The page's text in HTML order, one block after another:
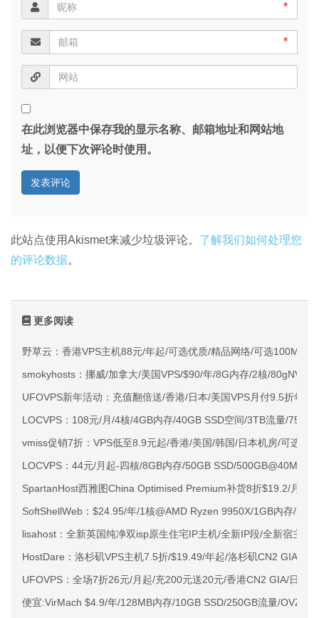
*
*
在此浏览器中保存我的显示名称、邮箱地址和网站地
址，以便下次评论时使用。
此站点使用Akismet来减少垃圾评论。 了解我们如何处理您
的评论数据。
更多阅读
野草云：香港VPS主机88元/年起/可选优质/精品网络/可选100M不
smokyhosts：挪威/加拿大/美国VPS/$90/年/8G内存/2核/
UFOVPS新年活动：充值翻倍送/香港/日本/美国VPS月付9.5折年
LOCVPS：108元/月/4核/4GB内存/40GB SSD空间/3TB流量/
vmiss促销7折：VPS低至8.9元起/香港/美国/韩国/日本机房/可选
LOCVPS：44元/月起-四核/8GB内存/50GB SSD/
SpartanHost西雅图China Optimised Premium补货8折$19.2/月起
SoftShellWeb：$24.95/年/1核@AMD Ryzen 9950X/1GB内存/
lisahost：全新英国纯净双isp原生住宅IP主机/全新IP段/全新宿主机
HostDare：洛杉矶VPS主机7.5折/$19.49/年起/洛杉矶CN2 GIA/日
UFOVPS：全场7折26元/月起/充200元送20元/香港CN2 GIA/日本
便宜:VirMach $4.9/年/128MB内存/10GB SSD/250GB流量/OVZ/洛